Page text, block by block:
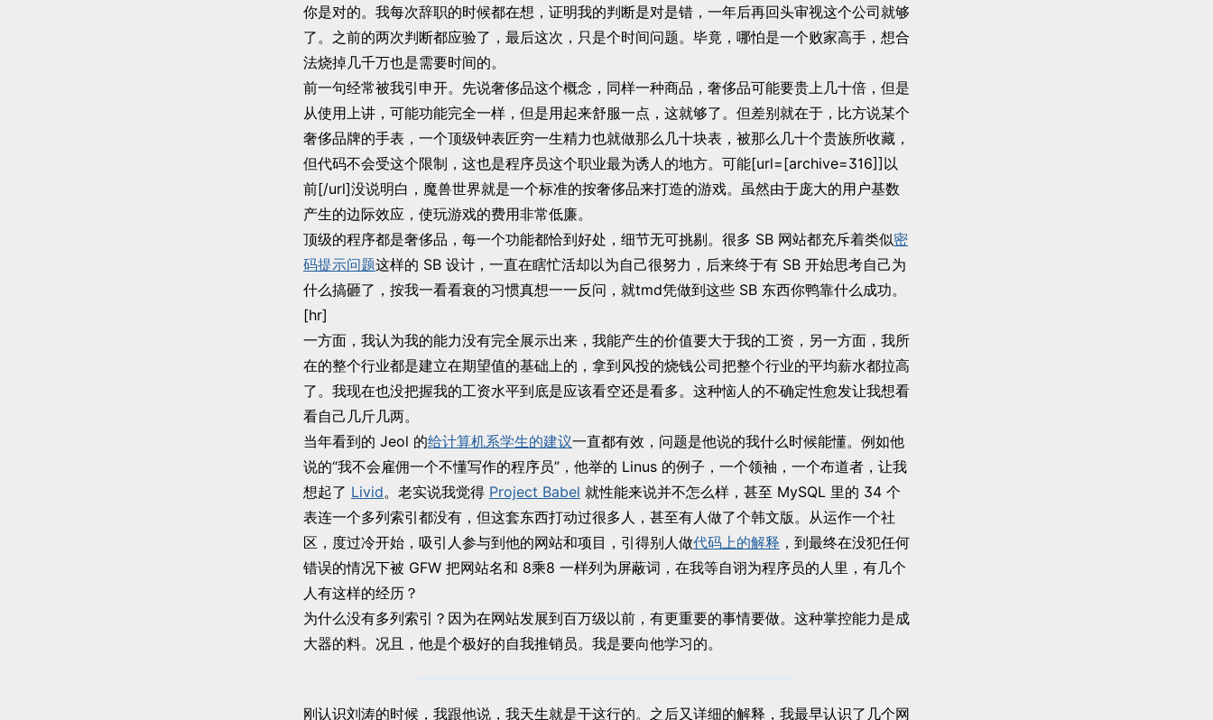
你是对的。我每次辞职的时候都在想，证明我的判断是对是错，一年后再回头审视这个公司就够
了。之前的两次判断都应验了，最后这次，只是个时间问题。毕竟，哪怕是一个败家高手，想合
法烧掉几千万也是需要时间的。
前一句经常被我引申开。先说奢侈品这个概念，同样一种商品，奢侈品可能要贵上几十倍，但是
从使用上讲，可能功能完全一样，但是用起来舒服一点，这就够了。但差别就在于，比方说某个
奢侈品牌的手表，一个顶级钟表匠穷一生精力也就做那么几十块表，被那么几十个贵族所收藏，
但代码不会受这个限制，这也是程序员这个职业最为诱人的地方。可能[url=[archive=316]]以
前[/url]没说明白，魔兽世界就是一个标准的按奢侈品来打造的游戏。虽然由于庞大的用户基数
产生的边际效应，使玩游戏的费用非常低廉。
顶级的程序都是奢侈品，每一个功能都恰到好处，细节无可挑剔。很多 SB 网站都充斥着类似密
码提示问题这样的 SB 设计，一直在瞎忙活却以为自己很努力，后来终于有 SB 开始思考自己为
什么搞砸了，按我一看看衰的习惯真想一一反问，就tmd凭做到这些 SB 东西你鸭靠什么成功。
[hr]
一方面，我认为我的能力没有完全展示出来，我能产生的价值要大于我的工资，另一方面，我所
在的整个行业都是建立在期望值的基础上的，拿到风投的烧钱公司把整个行业的平均薪水都拉高
了。我现在也没把握我的工资水平到底是应该看空还是看多。这种恼人的不确定性愈发让我想看
看自己几斤几两。
当年看到的 Jeol 的给计算机系学生的建议一直都有效，问题是他说的我什么时候能懂。例如他
说的“我不会雇佣一个不懂写作的程序员”，他举的 Linus 的例子，一个领袖，一个布道者，让我
想起了 Livid。老实说我觉得 Project Babel 就性能来说并不怎么样，甚至 MySQL 里的 34 个
表连一个多列索引都没有，但这套东西打动过很多人，甚至有人做了个韩文版。从运作一个社
区，度过冷开始，吸引人参与到他的网站和项目，引得别人做代码上的解释 ，到最终在没犯任何
错误的情况下被 GFW 把网站名和 8乘8 一样列为屏蔽词，在我等自诩为程序员的人里，有几个
人有这样的经历？
为什么没有多列索引？因为在网站发展到百万级以前，有更重要的事情要做。这种掌控能力是成
大器的料。况且，他是个极好的自我推销员。我是要向他学习的。
刚认识刘涛的时候，我跟他说，我天生就是干这行的。之后又详细的解释，我最早认识了几个网